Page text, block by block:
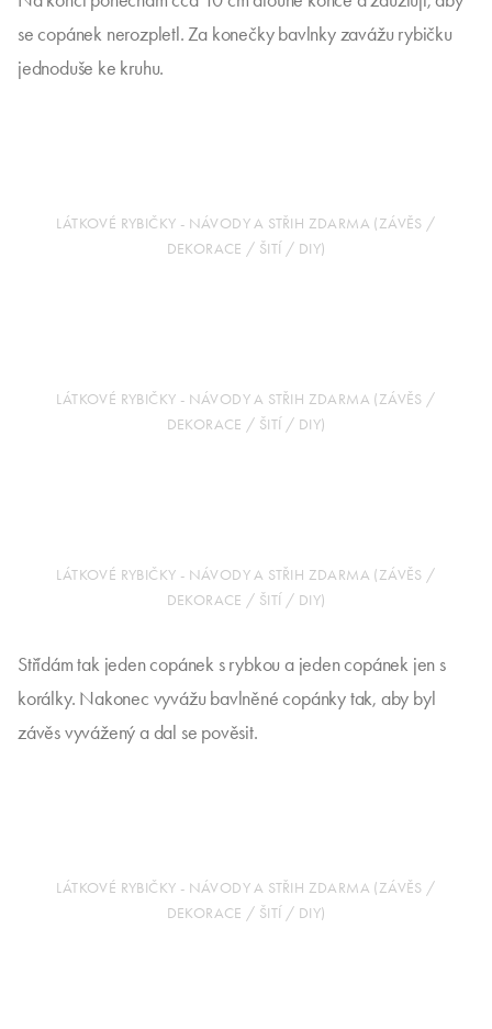
se copánek nerozpletl. Za konečky bavlnky zavážu rybičku
jednoduše ke kruhu.
LÁTKOVÉ RYBIČKY - NÁVODY A STŘIH ZDARMA (ZÁVĚS /
DEKORACE / ŠITÍ / DIY)
LÁTKOVÉ RYBIČKY - NÁVODY A STŘIH ZDARMA (ZÁVĚS /
DEKORACE / ŠITÍ / DIY)
LÁTKOVÉ RYBIČKY - NÁVODY A STŘIH ZDARMA (ZÁVĚS /
DEKORACE / ŠITÍ / DIY)
Střídám tak jeden copánek s rybkou a jeden copánek jen s
korálky. Nakonec vyvážu bavlněné copánky tak, aby byl
závěs vyvážený a dal se pověsit.
LÁTKOVÉ RYBIČKY - NÁVODY A STŘIH ZDARMA (ZÁVĚS /
DEKORACE / ŠITÍ / DIY)